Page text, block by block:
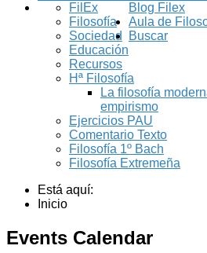
Blog Filex
FilEx
Filosofía
Sociedad
Educación
Recursos
Aula de
Hª Filosofía
La filosofía
empirismo
Ejercicios PAU
Comentario Texto
Filosofía 1º Bach
Filosofía Extremeña
Buscar
Está aquí:
Inicio
Events Calendar